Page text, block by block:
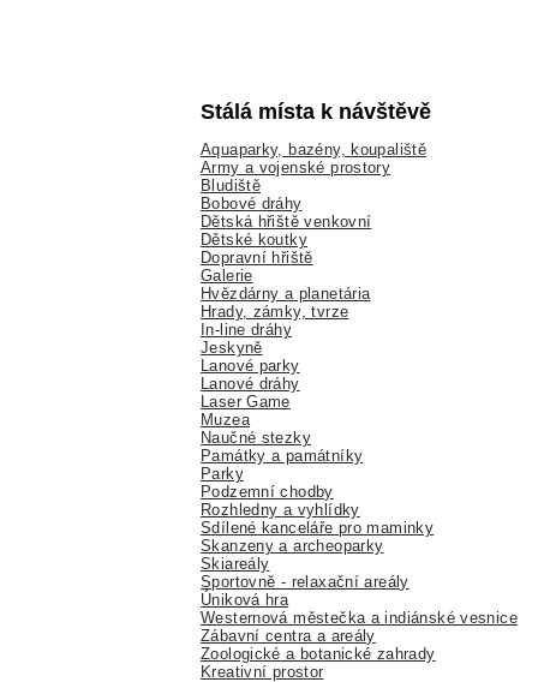
Stálá místa k návštěvě
Aquaparky, bazény, koupaliště
Army a vojenské prostory
Bludiště
Bobové dráhy
Dětská hřiště venkovní
Dětské koutky
Dopravní hřiště
Galerie
Hvězdárny a planetária
Hrady, zámky, tvrze
In-line dráhy
Jeskyně
Lanové parky
Lanové dráhy
Laser Game
Muzea
Naučné stezky
Památky a památníky
Parky
Podzemní chodby
Rozhledny a vyhlídky
Sdílené kanceláře pro maminky
Skanzeny a archeoparky
Skiareály
Sportovně - relaxační areály
Úniková hra
Westernová městečka a indiánské vesnice
Zábavní centra a areály
Zoologické a botanické zahrady
Kreativní prostor